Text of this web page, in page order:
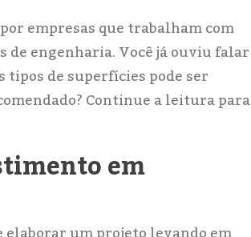
empresas que trabalham com
de engenharia. Você já ouviu falar
tipos de superfícies pode ser
Continue a leitura para
em